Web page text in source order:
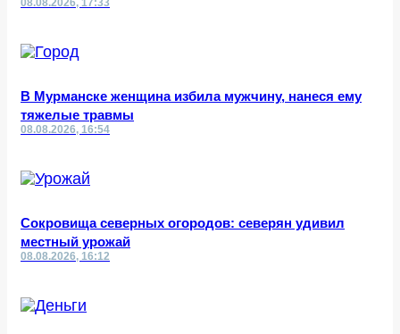
08.08.2026, 17:33
В Мурманске женщина избила мужчину, нанеся ему
тяжелые травмы
08.08.2026, 16:54
Сокровища северных огородов: северян удивил
местный урожай
08.08.2026, 16:12